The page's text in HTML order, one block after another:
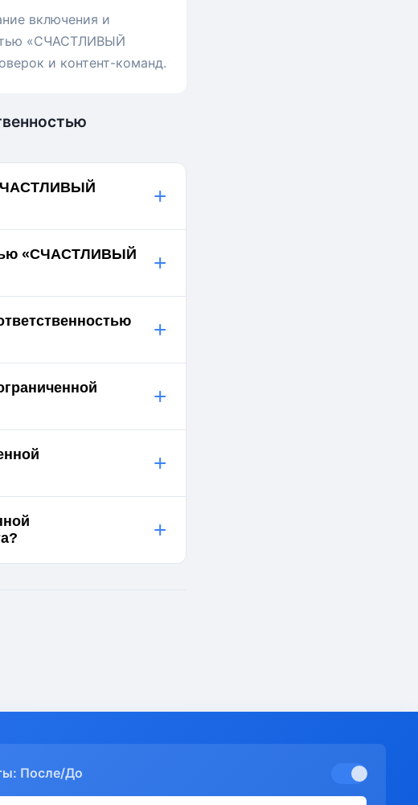
включения и
«СЧАСТЛИВЫЙ
и контент-команд.
+
«СЧАСТЛИВЫЙ
+
+
+
+
+
После/До